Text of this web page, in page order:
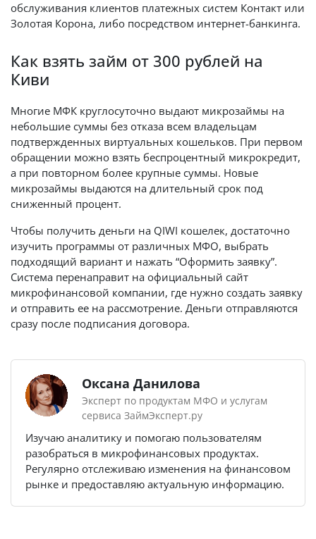
обслуживания клиентов платежных систем Контакт или
Золотая Корона, либо посредством интернет-банкинга.
Как взять займ от 300 рублей на
Киви
Многие МФК круглосуточно выдают микрозаймы на
небольшие суммы без отказа всем владельцам
подтвержденных виртуальных кошельков. При первом
обращении можно взять беспроцентный микрокредит,
а при повторном более крупные суммы. Новые
микрозаймы выдаются на длительный срок под
сниженный процент.
Чтобы получить деньги на QIWI кошелек, достаточно
изучить программы от различных МФО, выбрать
подходящий вариант и нажать “Оформить заявку”.
Система перенаправит на официальный сайт
микрофинансовой компании, где нужно создать заявку
и отправить ее на рассмотрение. Деньги отправляются
сразу после подписания договора.
Оксана Данилова
Эксперт по продуктам МФО и услугам
сервиса ЗаймЭксперт.ру
Изучаю аналитику и помогаю пользователям
разобраться в микрофинансовых продуктах.
Регулярно отслеживаю изменения на финансовом
рынке и предоставляю актуальную информацию.